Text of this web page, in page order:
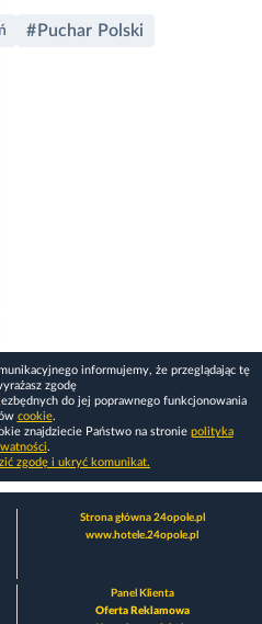
#Puchar Polski
informujemy, że przeglądając tę
zgodę
do jej poprawnego funkcjonowania
cookie.
znajdziecie Państwo na stronie polityka
.
zgodę i ukryć komunikat.
Strona główna 24opole.pl
www.hotele.24opole.pl
Panel Klienta
Oferta Reklamowa